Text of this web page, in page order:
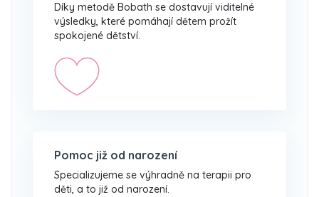
Díky metodě Bobath se dostavují viditelné
výsledky, které pomáhají dětem prožít
spokojené dětství.
Pomoc již od narození
Specializujeme se výhradně na terapii pro
děti, a to již od narození.